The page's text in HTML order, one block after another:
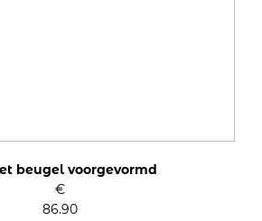
beugel voorgevormd
€
86.90